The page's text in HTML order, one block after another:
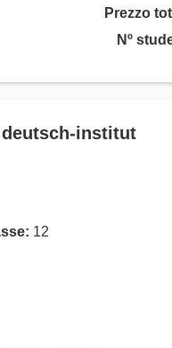
Prezzo
Nº
institut
12